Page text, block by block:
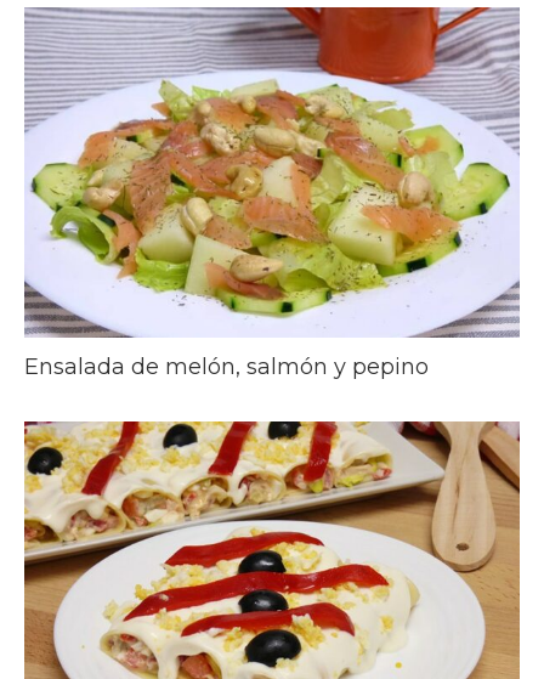
Ensalada de melón, salmón y pepino